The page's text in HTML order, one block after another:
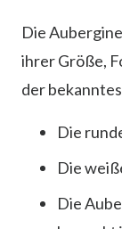
Die
ihrer Größe,
der
Die
Die
Die